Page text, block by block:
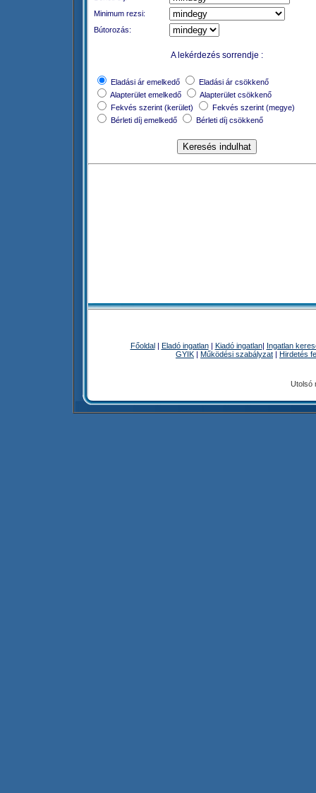
Minimum rezsi:
Bútorozás:
A lekérdezés sorrendje :
Eladási ár emelkedő
Eladási ár csökkenő
Alapterület emelkedő
Alapterület csökkenő
Fekvés szerint (kerület)
Fekvés szerint (megye)
Bérleti díj emelkedő
Bérleti díj csökkenő
Főoldal| Eladó ingatlan| Kiadó ingatlan| Ingatlan
GYIK | Működési szabályzat | Hirdetés
Utolsó